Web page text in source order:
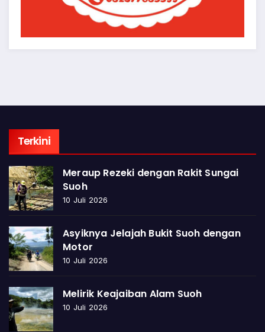
Terkini
Meraup Rezeki dengan Rakit Sungai
Suoh
10 Juli 2026
Asyiknya Jelajah Bukit Suoh dengan
Motor
10 Juli 2026
Melirik Keajaiban Alam Suoh
10 Juli 2026